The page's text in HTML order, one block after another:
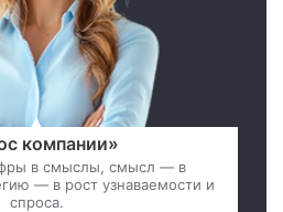
компании»
в смыслы, смысл — в
— в рост узнаваемости и
спроса.